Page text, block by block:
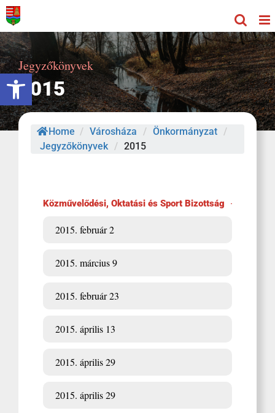
Eszköztár megnyitása
Kihagyás
Jegyzőkönyvek
2015
Home / Városháza / Önkormányzat /
Jegyzőkönyvek / 2015
Közművelődési, Oktatási és Sport Bizottság
2015. február 2
2015. március 9
2015. február 23
2015. április 13
2015. április 29
2015. április 29